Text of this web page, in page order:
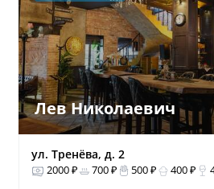
Лев Николаевич
ул. Тренёва, д. 2
2000 ₽ 700 ₽ 500 ₽ 400 ₽